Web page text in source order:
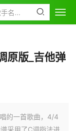
原版_吉他弹
的一首歌曲，4/4
采用了C调指法进